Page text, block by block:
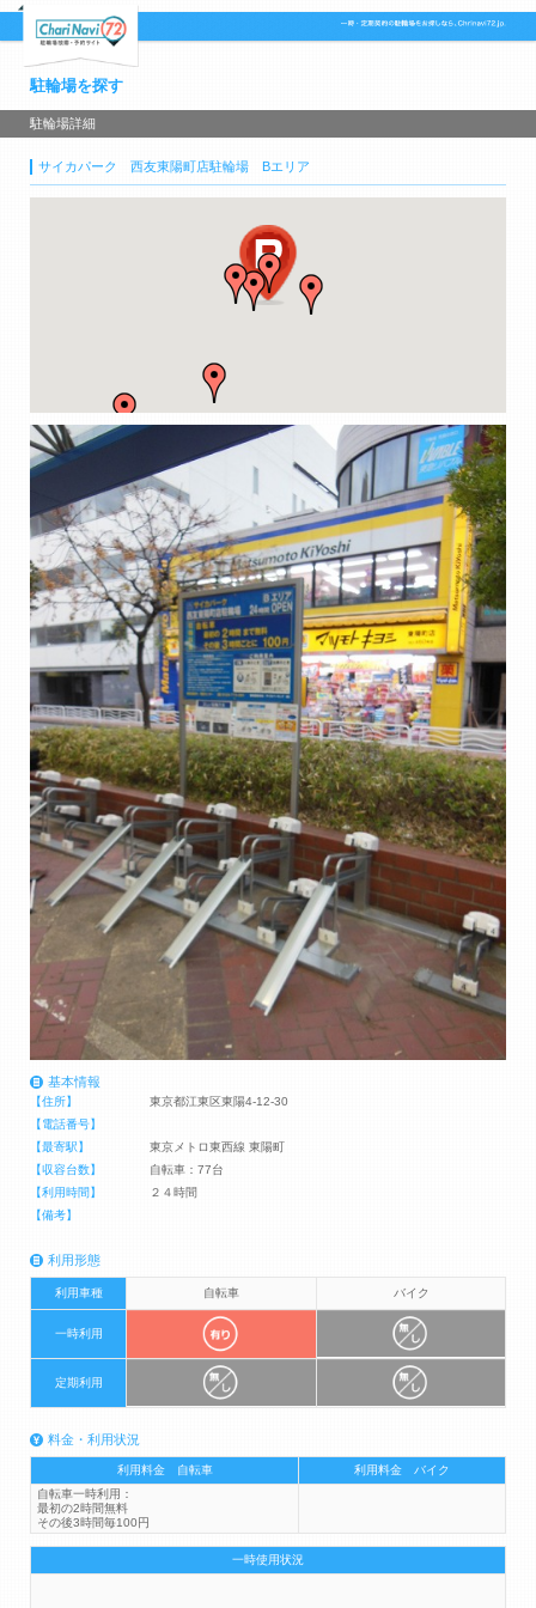
駐輪場を探す
駐輪場詳細
サイカパーク 西友東陽町店駐輪場 Bエリア
基本情報
【住所】
東京都江東区東陽4-12-30
【電話番号】
【最寄駅】
東京メトロ東西線 東陽町
【収容台数】
自転車：77台
【利用時間】
２４時間
【備考】
利用形態
利用車種 自転車 バイク
一時利用
定期利用
料金・利用状況
利用料金 自転車
利用料金 バイク
自転車一時利用：
最初の2時間無料
その後3時間毎100円
一時使用状況